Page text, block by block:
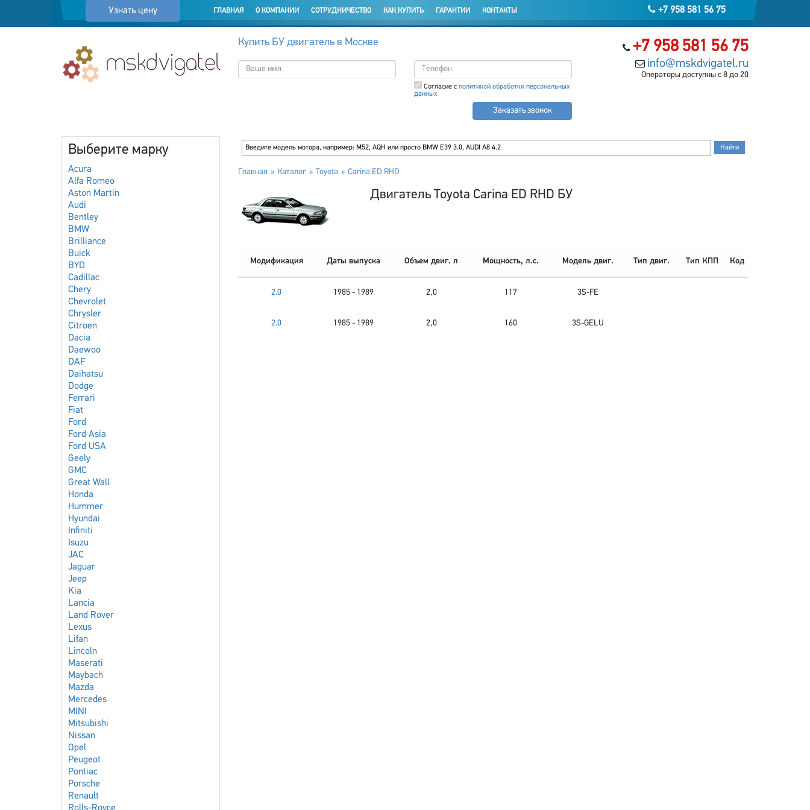
Узнать цену +7 958 581 56 75
ГЛАВНАЯ О КОМПАНИИ СОТРУДНИЧЕСТВО КАК КУПИТЬ ГАРАНТИИ КОНТАКТЫ
+7 958 581 56 75
info@mskdvigatel.ru
Операторы доступны с 8 до 20
Купить БУ двигатель в Москве
Согласие с политикой обработки персональных
данных
Заказать звонок
Выберите марку
Acura
Alfa Romeo
Aston Martin
Audi
Bentley
BMW
Brilliance
Buick
BYD
Cadillac
Chery
Chevrolet
Chrysler
Citroen
Dacia
Daewoo
DAF
Daihatsu
Dodge
Ferrari
Fiat
Ford
Ford Asia
Ford USA
Geely
GMC
Great Wall
Honda
Hummer
Hyundai
Infiniti
Isuzu
JAC
Jaguar
Jeep
Kia
Lancia
Land Rover
Lexus
Lifan
Lincoln
Maserati
Maybach
Mazda
Mercedes
MINI
Mitsubishi
Nissan
Opel
Peugeot
Pontiac
Porsche
Renault
Главная Каталог Toyota Carina ED RHD
Двигатель Toyota Carina ED RHD БУ
Модификация Даты выпуска Объем двиг. л Мощность, л.с. Модель двиг. Тип двиг. Тип КПП Код
2.0 1985 - 1989 2,0 117 3S-FE
2.0 1985 - 1989 2,0 160 3S-GELU